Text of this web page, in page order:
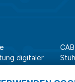
digitaler
am